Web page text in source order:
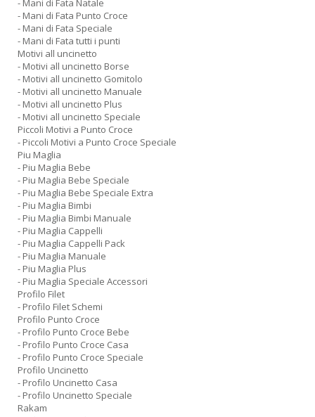
- Mani di Fata Natale
- Mani di Fata Punto Croce
- Mani di Fata Speciale
- Mani di Fata tutti i punti
Motivi all uncinetto
- Motivi all uncinetto Borse
- Motivi all uncinetto Gomitolo
- Motivi all uncinetto Manuale
- Motivi all uncinetto Plus
- Motivi all uncinetto Speciale
Piccoli Motivi a Punto Croce
- Piccoli Motivi a Punto Croce Speciale
Piu Maglia
- Piu Maglia Bebe
- Piu Maglia Bebe Speciale
- Piu Maglia Bebe Speciale Extra
- Piu Maglia Bimbi
- Piu Maglia Bimbi Manuale
- Piu Maglia Cappelli
- Piu Maglia Cappelli Pack
- Piu Maglia Manuale
- Piu Maglia Plus
- Piu Maglia Speciale Accessori
Profilo Filet
- Profilo Filet Schemi
Profilo Punto Croce
- Profilo Punto Croce Bebe
- Profilo Punto Croce Casa
- Profilo Punto Croce Speciale
Profilo Uncinetto
- Profilo Uncinetto Casa
- Profilo Uncinetto Speciale
Rakam